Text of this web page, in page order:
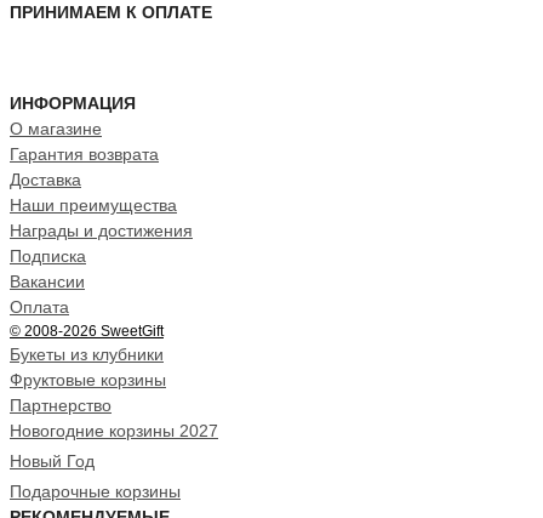
ПРИНИМАЕМ К ОПЛАТЕ
ИНФОРМАЦИЯ
О магазине
Гарантия возврата
Доставка
Наши преимущества
Награды и достижения
Подписка
Вакансии
Оплата
© 2008-2026 SweetGift
Букеты из клубники
Фруктовые корзины
Партнерство
Новогодние корзины 2027
Новый Год
Подарочные корзины